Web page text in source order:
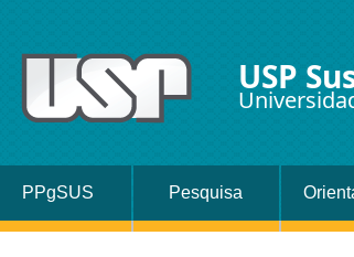
USP
PPgSUS Pesquisa